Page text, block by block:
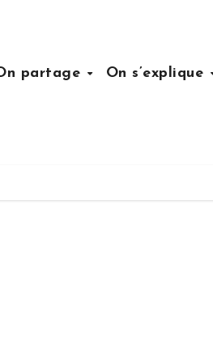
partage On s’explique